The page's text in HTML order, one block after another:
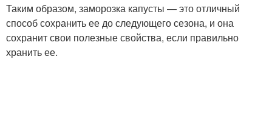
Таким образом, заморозка капусты — это отличный
способ сохранить ее до следующего сезона, и она
сохранит свои полезные свойства, если правильно
хранить ее.